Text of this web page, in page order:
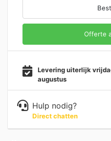
Offerte
Levering uiterlijk
augustus
Hulp nodig?
Direct chatten